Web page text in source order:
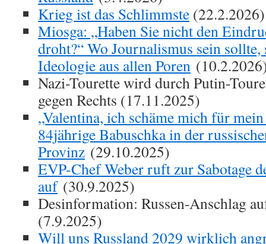
Krieg ist das Schlimmste (22.2.2026)
Miosga: „Haben Sie nicht den
droht?“ Wo Journalismus sein
Ideologie aus allen Poren
Nazi-Tourette wird durch Putin-
gegen Rechts (17.11.2025)
„Valentina, ich schäme mich für
84jährige Babuschka in der
Provinz (29.10.2025)
EVP-Chef Weber ruft zur Sabotage
auf(30.9.2025)
Desinformation: Russen-Anschlag
(7.9.2025)
Will uns Russland 2029 wirklich